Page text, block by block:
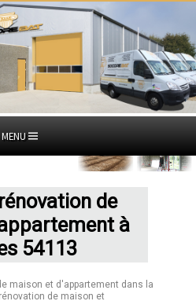
MENU
de
à
54113
maison et d'appartement dans la
de maison et